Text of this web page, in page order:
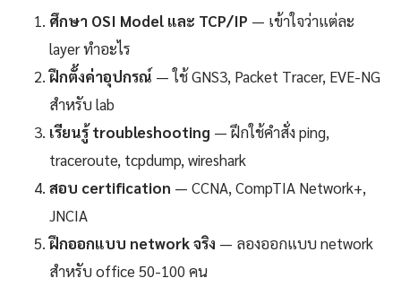
ศึกษา OSI Model และ TCP/IP — เข้าใจว่าแต่ละ
layer ทำอะไร
ฝึกตั้งค่าอุปกรณ์ — ใช้ GNS3, Packet Tracer, EVE-NG
สำหรับ lab
เรียนรู้ troubleshooting — ฝึกใช้คำสั่ง ping,
traceroute, tcpdump, wireshark
สอบ certification — CCNA, CompTIA Network+,
JNCIA
ฝึกออกแบบ network จริง — ลองออกแบบ network
สำหรับ office 50-100 คน